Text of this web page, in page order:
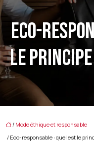
ECO-
LE
/ Mode éthique et responsable
/ Eco-responsable : quel est le